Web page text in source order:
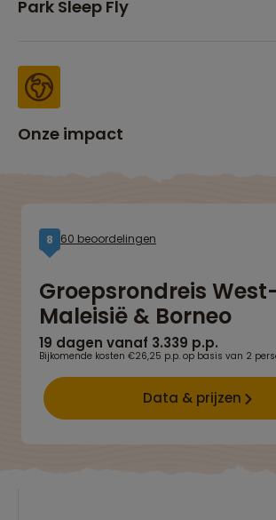
Park Sleep Fly
Onze impact
8 60 beoordelingen
Groepsrondreis
Maleisië & Borneo
19 dagen vanaf 3.339 p.p.
Bijkomende kosten €26,25 p.p. op basis van 2
Data & prijzen